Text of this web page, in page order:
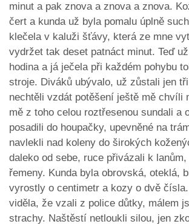
minut a pak znova a znova a znova.
čert a kunda už byla pomalu úplně
klečela v kaluži šťávy, která ze mne
vydržet tak deset patnáct minut. Teď
hodina a já ječela při každém pohybu
stroje. Diváků ubývalo, už zůstali jen
nechtěli vzdát potěšení ještě mě chvíli
mě z toho celou roztřesenou sundali a
posadili do houpačky, upevněné na
navlekli nad koleny do širokých
daleko od sebe, ruce přivázali k
řemeny. Kunda byla obrovská, oteklá,
vyrostly o centimetr a kozy o dvě
viděla, že vzali z police důtky, málem
strachy. Naštěstí netloukli silou, jen